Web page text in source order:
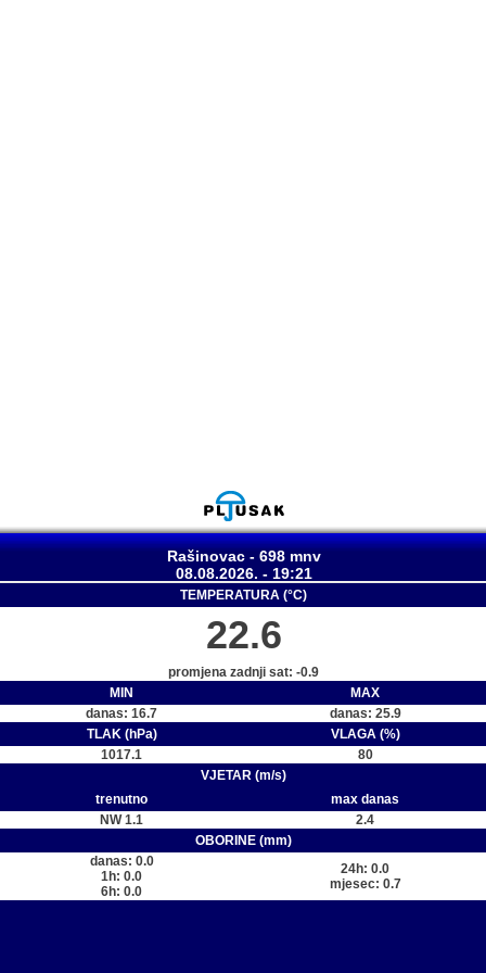
Rašinovac - 698 mnv
08.08.2026. - 19:21
TEMPERATURA (°C)
22.6
promjena zadnji sat: -0.9
MIN
MAX
danas: 16.7
danas: 25.9
TLAK (hPa)
VLAGA (%)
1017.1
80
VJETAR (m/s)
trenutno
max danas
NW 1.1
2.4
OBORINE (mm)
danas: 0.0
1h: 0.0
6h: 0.0
24h: 0.0
mjesec: 0.7